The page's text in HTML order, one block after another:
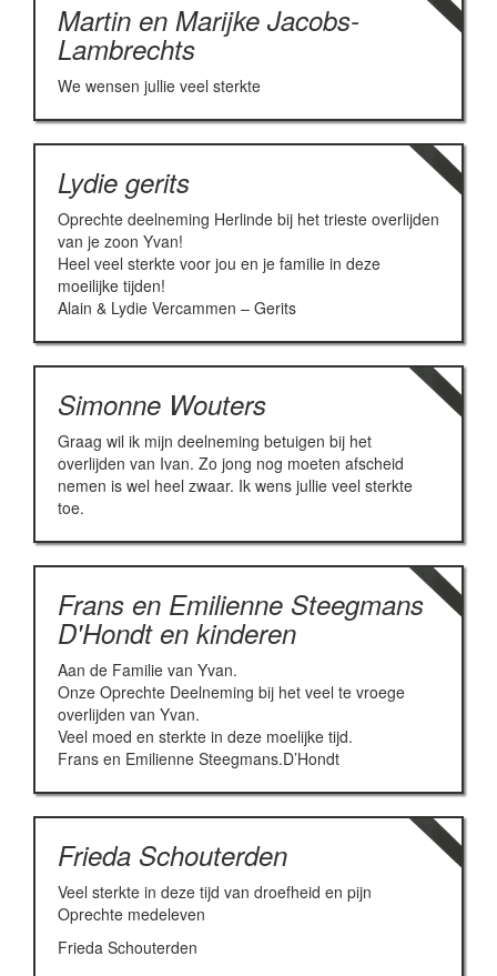
Martin en Marijke Jacobs-
Lambrechts
We wensen jullie veel sterkte
Lydie gerits
Oprechte deelneming Herlinde bij het trieste overlijden
van je zoon Yvan!
Heel veel sterkte voor jou en je familie in deze
moeilijke tijden!
Alain & Lydie Vercammen – Gerits
Simonne Wouters
Graag wil ik mijn deelneming betuigen bij het
overlijden van Ivan. Zo jong nog moeten afscheid
nemen is wel heel zwaar. Ik wens jullie veel sterkte
toe.
Frans en Emilienne Steegmans
D'Hondt en kinderen
Aan de Familie van Yvan.
Onze Oprechte Deelneming bij het veel te vroege
overlijden van Yvan.
Veel moed en sterkte in deze moelijke tijd.
Frans en Emilienne Steegmans.D’Hondt
Frieda Schouterden
Veel sterkte in deze tijd van droefheid en pijn
Oprechte medeleven
Frieda Schouterden